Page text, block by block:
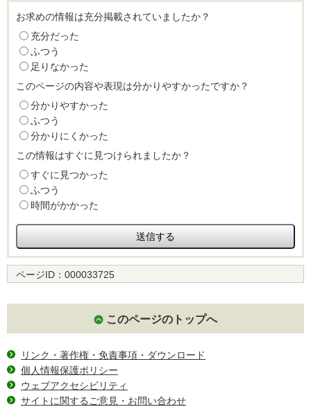
お求めの情報は充分掲載されていましたか？
充分だった
ふつう
足りなかった
このページの内容や表現は分かりやすかったですか？
分かりやすかった
ふつう
分かりにくかった
この情報はすぐに見つけられましたか？
すぐに見つかった
ふつう
時間がかかった
ページID： 000033725
このページのトップへ
リンク・著作権・免責事項・ダウンロード
個人情報保護ポリシー
ウェブアクセシビリティ
サイトに関するご意見・お問い合わせ